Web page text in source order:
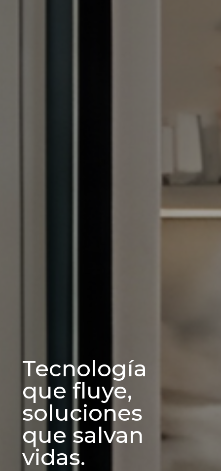
Tecnología
que fluye,
soluciones
que salvan
vidas.